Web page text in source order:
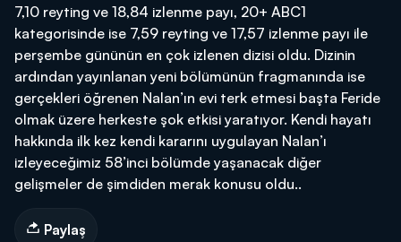
7,10 reyting ve 18,84 izlenme payı, 20+ ABC1
kategorisinde ise 7,59 reyting ve 17,57 izlenme payı ile
perşembe gününün en çok izlenen dizisi oldu. Dizinin
ardından yayınlanan yeni bölümünün fragmanında ise
gerçekleri öğrenen Nalan’ın evi terk etmesi başta Feride
olmak üzere herkeste şok etkisi yaratıyor. Kendi hayatı
hakkında ilk kez kendi kararını uygulayan Nalan’ı
izleyeceğimiz 58’inci bölümde yaşanacak diğer
gelişmeler de şimdiden merak konusu oldu..
Paylaş